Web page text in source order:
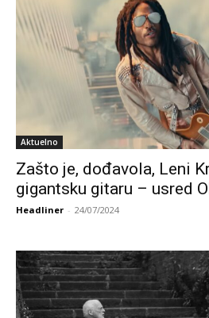
Aktuelno
Zašto je, dođavola, Leni
gigantsku gitaru – usred
Headliner - 24/07/2024